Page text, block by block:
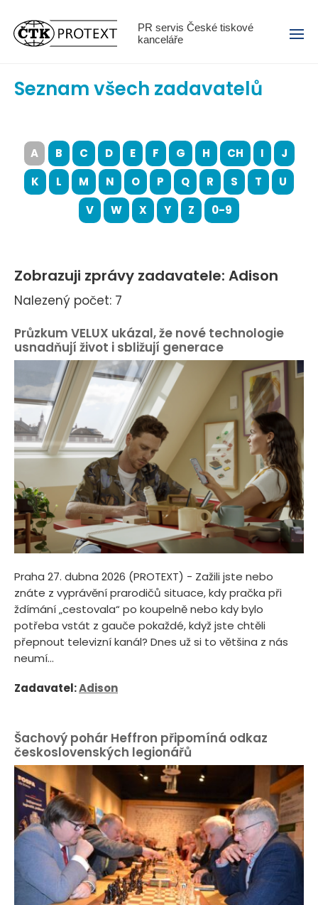
PR servis České tiskové
kanceláře
Menu
Seznam všech zadavatelů
A B C D E F G H CH I
J
K
L M N O P Q R S T
U
V
W X Y Z 0-9
Zobrazuji zprávy zadavatele: Adison
Nalezený počet: 7
Průzkum VELUX ukázal, že nové technologie
usnadňují život i sbližují generace
Praha 27. dubna 2026 (PROTEXT) - Zažili jste nebo
znáte z vyprávění prarodičů situace, kdy pračka při
ždímání „cestovala“ po koupelně nebo kdy bylo
potřeba vstát z gauče pokaždé, když jste chtěli
přepnout televizní kanál? Dnes už si to většina z nás
neumí...
Zadavatel:Adison
Šachový pohár Heffron připomíná odkaz
československých legionářů